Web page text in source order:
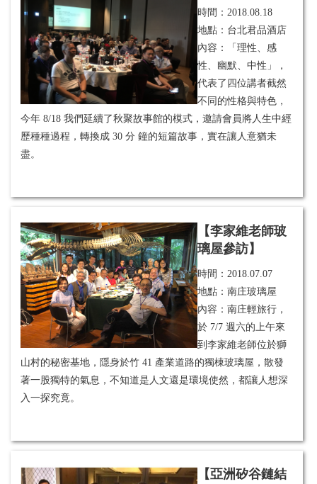
時間： 2018.08.18
地點：台北君品酒店
內容：「理性、感
性、幽默、中性」，
代表了四位講者截然
不同的性格與特色，
今年 8/18 我們延續了秋聚故事館的模式，邀請會員將人生中經
歷種種過程，轉換成 30 分 鐘的短篇故事，實在讓人意猶未
盡。
【李家維老師玻
璃屋參訪】
時間： 2018.07.07
地點：南庄玻璃屋
內容：南庄輕旅行，
於 7/7 週六的上午來
到李家維老師位於獅
山村的秘密基地，隱身於竹 41 產業道路的獨棟玻璃屋，散發
著一股獨特的氣息，不知道是人文還是環境使然，都讓人想深
入一探究竟。
【亞洲矽谷鏈結